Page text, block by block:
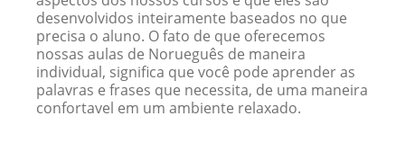
desenvolvidos inteiramente baseados no que
precisa o aluno. O fato de que oferecemos
nossas aulas de Norueguês de maneira
individual, significa que você pode aprender as
palavras e frases que necessita, de uma maneira
confortavel em um ambiente relaxado.